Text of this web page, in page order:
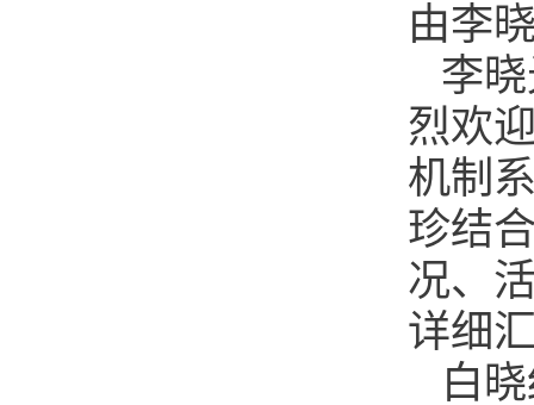
由李
李
烈欢
机制
珍结
况、
详细
白